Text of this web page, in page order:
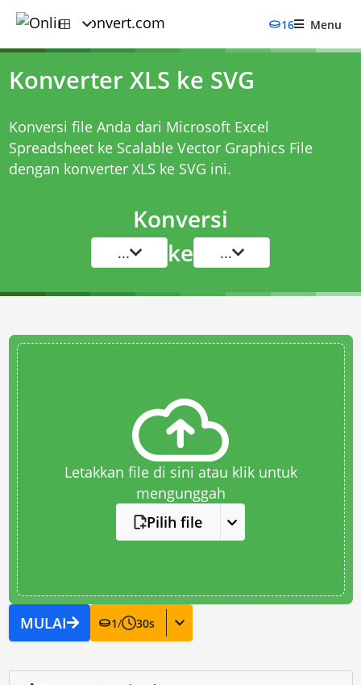
16 Menu
Konverter XLS ke SVG
Konversi file Anda dari Microsoft Excel
Spreadsheet ke Scalable Vector Graphics File
dengan konverter XLS ke SVG ini.
Konversi
... ke ...
Letakkan file di sini atau klik untuk
mengunggah
Pilih file
MULAI 1/ 30s